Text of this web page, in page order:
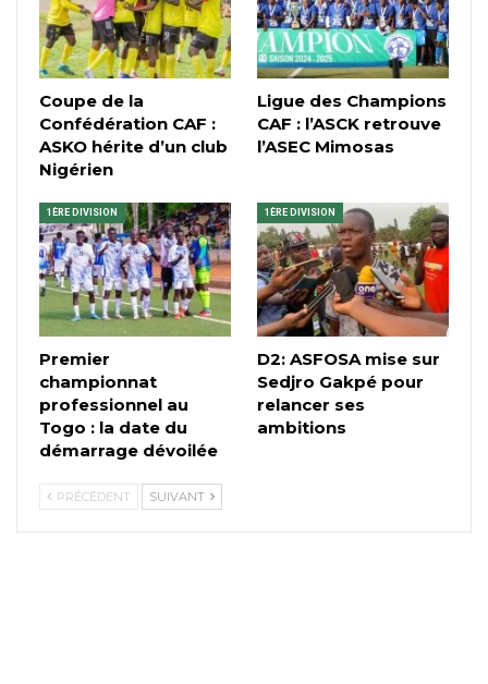
Coupe de la
Confédération CAF :
ASKO hérite d’un club
Nigérien
Ligue des Champions
CAF : l’ASCK retrouve
l’ASEC Mimosas
1ÈRE DIVISION
Premier
championnat
professionnel au
Togo : la date du
démarrage dévoilée
1ÈRE DIVISION
D2: ASFOSA mise sur
Sedjro Gakpé pour
relancer ses
ambitions
PRÉCÉDENT SUIVANT